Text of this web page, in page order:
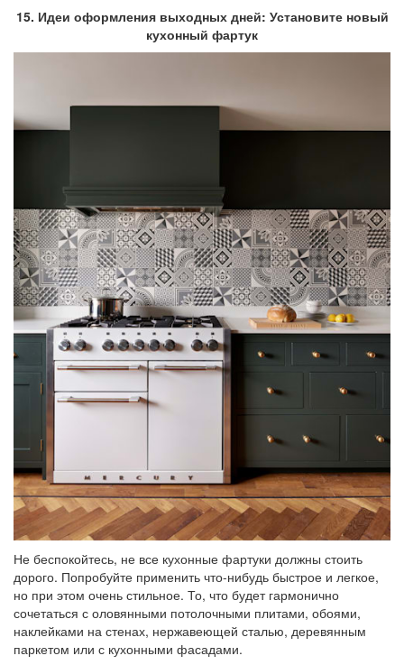
15. Идеи оформления выходных дней: Установите новый
кухонный фартук
Не беспокойтесь, не все кухонные фартуки должны стоить
дорого. Попробуйте применить что-нибудь быстрое и легкое,
но при этом очень стильное. То, что будет гармонично
сочетаться с оловянными потолочными плитами, обоями,
наклейками на стенах, нержавеющей сталью, деревянным
паркетом или с кухонными фасадами.